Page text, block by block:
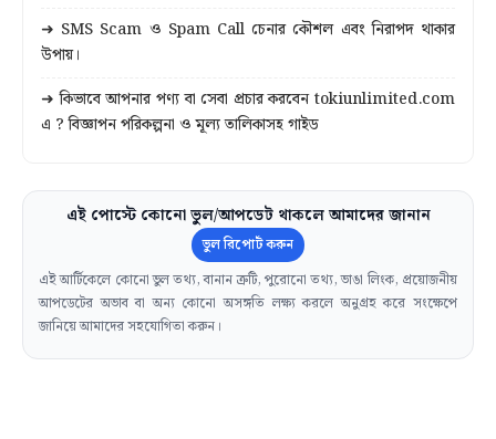
➜ SMS Scam ও Spam Call চেনার কৌশল এবং নিরাপদ থাকার
উপায়।
➜ কিভাবে আপনার পণ্য বা সেবা প্রচার করবেন tokiunlimited.com
এ ? বিজ্ঞাপন পরিকল্পনা ও মূল্য তালিকাসহ গাইড
এই পোস্টে কোনো ভুল/আপডেট থাকলে আমাদের জানান
ভুল রিপোর্ট করুন
এই আর্টিকেলে কোনো ভুল তথ্য, বানান ত্রুটি, পুরোনো তথ্য, ভাঙা লিংক, প্রয়োজনীয়
আপডেটের অভাব বা অন্য কোনো অসঙ্গতি লক্ষ্য করলে অনুগ্রহ করে সংক্ষেপে
জানিয়ে আমাদের সহযোগিতা করুন।